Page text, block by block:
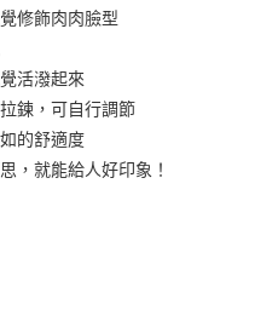
依後續交易確認頁面所載為準。
或遇審核未通過，訂單將自動取
你分期」於每月結算日後寄送繳費提
商條碼／台灣大直營門市／銀行轉
繳費。
」（以下簡稱本公司）所提供，讓
或服務，並由商店將買賣／分期付款
本公司帳單繳交帳款。
付款」的支付方式。 讓您購物簡單
不需儲值。
即可結帳。
款。
」後，將跳轉至「AFTEE先享後付」
知簡訊。
，方視為交易完成。
繳費，但若您需要取消訂單，請聯絡
訂單仍視為有效，需透過AFTEE先享
運費
運費
修飾肉肉臉型
活潑起來
鍊，可自行調節
的舒適度
，就能給人好印象！